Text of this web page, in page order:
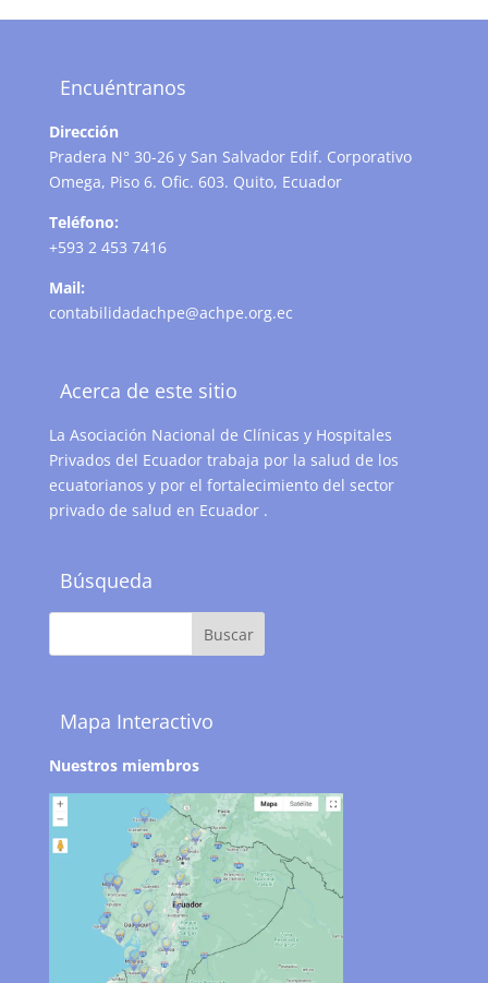
Encuéntranos
Dirección
Pradera N° 30-26 y San Salvador Edif. Corporativo
Omega, Piso 6. Ofic. 603. Quito, Ecuador
Teléfono:
+593 2 453 7416
Mail:
contabilidadachpe@achpe.org.ec
Acerca de este sitio
La Asociación Nacional de Clínicas y Hospitales
Privados del Ecuador trabaja por la salud de los
ecuatorianos y por el fortalecimiento del sector
privado de salud en Ecuador .
Búsqueda
Mapa Interactivo
Nuestros miembros